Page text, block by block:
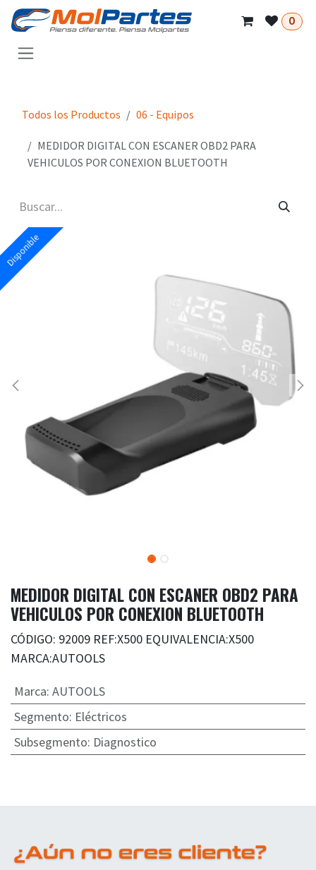
Ir al contenido
0
Todos los Productos 06 - Equipos
MEDIDOR DIGITAL CON ESCANER OBD2 PARA
VEHICULOS POR CONEXION BLUETOOTH
Disponible
Disponible
MEDIDOR DIGITAL CON ESCANER OBD2 PARA
VEHICULOS POR CONEXION BLUETOOTH
CÓDIGO: 92009 REF:X500 EQUIVALENCIA:X500
MARCA:AUTOOLS
Marca: AUTOOLS
Segmento: Eléctricos
Subsegmento: Diagnostico